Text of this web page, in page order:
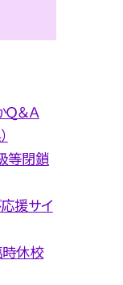
＆Ａ
等閉鎖
援サイ
休校